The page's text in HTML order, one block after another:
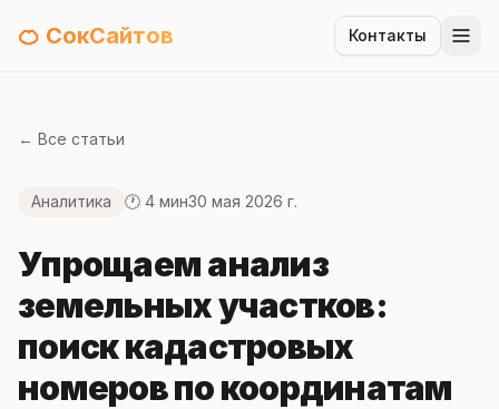
🍊 СокСайтов Контакты
← Все статьи
Аналитика 🕐 4 мин30 мая 2026 г.
Упрощаем анализ
земельных участков:
поиск кадастровых
номеров по координатам